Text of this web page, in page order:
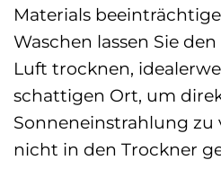
Materials
Waschen lassen Sie
Luft trocknen,
schattigen Ort, um
Sonneneinstrahlung zu
nicht in den Trockner